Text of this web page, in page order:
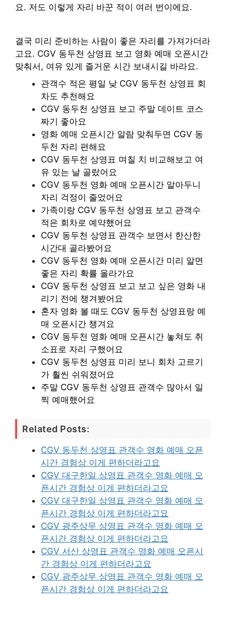
요. 저도 이렇게 자리 바꾼 적이 여러 번이에요.
결국 미리 준비하는 사람이 좋은 자리를 가져가더라
고요. CGV 동두천 상영표 보고 영화 예매 오픈시간
맞춰서, 여유 있게 즐거운 시간 보내시길 바라요.
관객수 적은 평일 낮 CGV 동두천 상영표 회
차도 추천해요
CGV 동두천 상영표 보고 주말 데이트 코스
짜기 좋아요
영화 예매 오픈시간 알람 맞춰두면 CGV 동
두천 자리 편해요
CGV 동두천 상영표 며칠 치 비교해보고 여
유 있는 날 골랐어요
CGV 동두천 영화 예매 오픈시간 알아두니
자리 걱정이 줄었어요
가족이랑 CGV 동두천 상영표 보고 관객수
적은 회차로 예약했어요
CGV 동두천 상영표 관객수 보면서 한산한
시간대 골라봤어요
CGV 동두천 영화 예매 오픈시간 미리 알면
좋은 자리 확률 올라가요
CGV 동두천 상영표 보고 보고 싶은 영화 내
리기 전에 챙겨봤어요
혼자 영화 볼 때도 CGV 동두천 상영표랑 예
매 오픈시간 챙겨요
CGV 동두천 영화 예매 오픈시간 놓쳐도 취
소표로 자리 구했어요
CGV 동두천 상영표 미리 보니 회차 고르기
가 훨씬 쉬워졌어요
주말 CGV 동두천 상영표 관객수 많아서 일
찍 예매했어요
Related Posts:
CGV 동두천 상영표 관객수 영화 예매 오픈
시간 경험상 이게 편하더라고요
CGV 대구한일 상영표 관객수 영화 예매 오
픈시간 경험상 이게 편하더라고요
CGV 대구한일 상영표 관객수 영화 예매 오
픈시간 경험상 이게 편하더라고요
CGV 광주상무 상영표 관객수 영화 예매 오
픈시간 경험상 이게 편하더라고요
CGV 서산 상영표 관객수 영화 예매 오픈시
간 경험상 이게 편하더라고요
CGV 광주상무 상영표 관객수 영화 예매 오
픈시간 경험상 이게 편하더라고요